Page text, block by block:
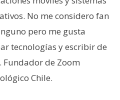
No me considero fan
pero me gusta
tecnologías y escribir de
Fundador de Zoom
Chile.